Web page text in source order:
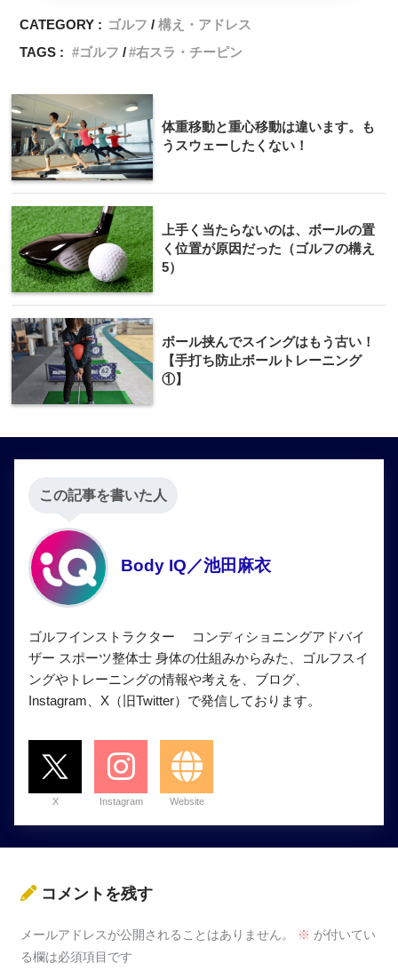
CATEGORY : ゴルフ
構え・アドレス
TAGS :
ゴルフ 右スラ・チーピン
体重移動と重心移動は違います。も
うスウェーしたくない！
上手く当たらないのは、ボールの置
く位置が原因だった（ゴルフの構え
5）
ボール挟んでスイングはもう古い！
【手打ち防止ボールトレーニング
①】
この記事を書いた人
Body IQ／池田麻衣
ゴルフインストラクター コンディショニングアドバイ
ザー スポーツ整体士 身体の仕組みからみた、ゴルフスイ
ングやトレーニングの情報や考えを、ブログ、
Instagram、X（旧Twitter）で発信しております。
X Instagram Website
コメントを残す
メールアドレスが公開されることはありません。 ※ が付いてい
る欄は必須項目です